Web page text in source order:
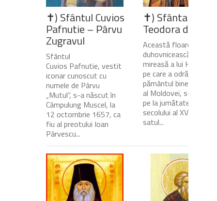
✝) Sfântul Cuvios
Pafnutie – Pârvu
Zugravul
Sfântul
Cuvios Pafnutie, vestit
iconar cunoscut cu
numele de Pârvu
„Mutul”, s-a născut în
Câmpulung Muscel, la
12 octombrie 1657, ca
fiu al preotului Ioan
Pârvescu...
✝) Sfânta
Teodora de la
Această floare
duhovnicească și
mireasă a lui Hristos,
pe care a odrăslit-o
pământul
al Moldovei, s-a
pe la jumătatea
secolului al XVII-lea, în
satul...